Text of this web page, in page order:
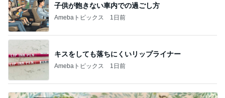
子供が飽きない車内での過ごし方
Amebaトピックス 1日前
キスをしても落ちにくいリップライナー
Amebaトピックス 1日前